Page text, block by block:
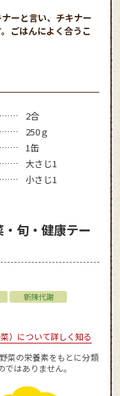
ーと言い、チキナー
ごはんによく合うこ
2合
250ｇ
1缶
大さじ1
小さじ1
旬・健康テー
新陳代謝
）について詳しく知る
菜の栄養素をもとに分類
はありません。